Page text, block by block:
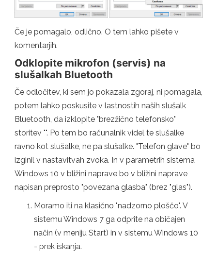
Če je pomagalo, odlično. O tem lahko pišete v
komentarjih.
Odklopite mikrofon (servis) na
slušalkah Bluetooth
Če odločitev, ki sem jo pokazala zgoraj, ni pomagala,
potem lahko poskusite v lastnostih naših slušalk
Bluetooth, da izklopite "brezžično telefonsko"
storitev "". Po tem bo računalnik videl te slušalke
ravno kot slušalke, ne pa slušalke. "Telefon glave" bo
izginil v nastavitvah zvoka. In v parametrih sistema
Windows 10 v bližini naprave bo v bližini naprave
napisan preprosto "povezana glasba" (brez "glas").
Moramo iti na klasično "nadzorno ploščo". V
sistemu Windows 7 ga odprite na običajen
način (v meniju Start) in v sistemu Windows 10
- prek iskanja.